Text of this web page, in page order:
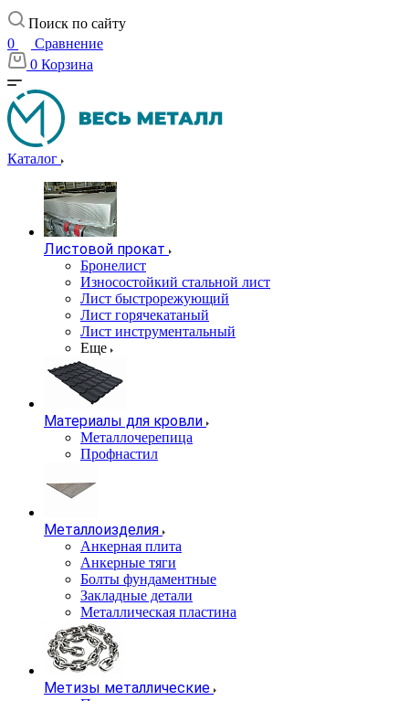
Поиск по сайту
0
Сравнение
0 Корзина
Каталог
Листовой прокат
Бронелист
Износостойкий стальной лист
Лист быстрорежующий
Лист горячекатаный
Лист инструментальный
Еще
Материалы для кровли
Металлочерепица
Профнастил
Металлоизделия
Анкерная плита
Анкерные тяги
Болты фундаментные
Закладные детали
Металлическая пластина
Метизы металлические